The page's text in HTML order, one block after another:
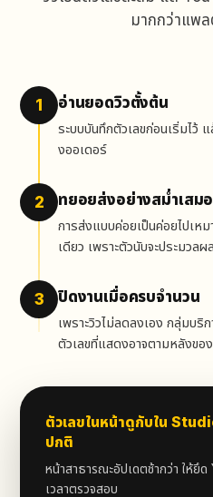
มากกว่าแพ
1 อ่านยอดวิวตั้งต้น
ระบบบันทึกตัวเลขก่อนเริ่มไว้
งออเดอร์
2 ทยอยส่งอย่างสม่ำเสมอ
การส่งแบบค่อยเป็นค่อยไปเห
เดียว เพราะตัวนับจะประมวลผ
3 ปิดงานเมื่อครบจำนวน
เพราะวิวไม่ลดลงเอง กลุ่มบริ
ตัวเลขที่แสดงอาจตามหลังขอ
ตัวเลขในหน้าดูกับใน
ปกติ
หน้าสาธารณะอัปเดตช้ากว่า ให้ยึ
เวลาตรวจสอบ